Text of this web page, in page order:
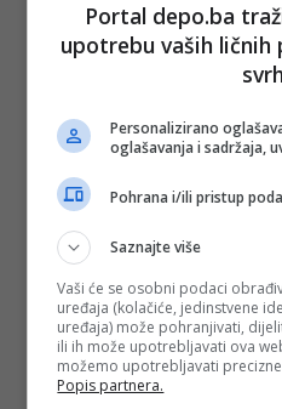
Portal depo.ba
upotrebu vaših ličnih
Personalizirano
oglašavanja i sadržaja,
Pohrana i/ili pristup
Saznajte više
Vaši će se osobni podaci
uređaja (kolačiće, jedinstvene
uređaja) može pohranjivati,
ili ih može upotrebljavati ova
možemo upotrebljavati
Popis partnera.